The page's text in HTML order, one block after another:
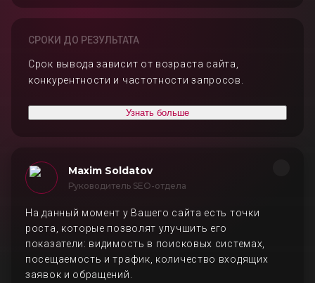
СРОКИ ДО РЕЗУЛЬТАТА
Срок вывода зависит от возраста сайта,
конкурентности и частотности запросов.
Узнать больше
Maxim Soldatov
Руководитель SEO-отдела
На данный момент у Вашего сайта есть точки
роста, которые позволят улучшить его
показатели: видимость в поисковых системах,
посещаемость и трафик, количество входящих
заявок и обращений.